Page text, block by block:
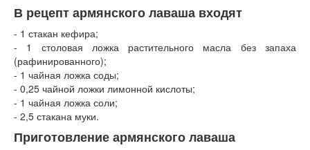
Аудио
Видео
Контакты
Наши контакты
Помощь Швета Двипе
В рецепт армянского лаваша входят
- 1 стакан кефира;
- 1 столовая ложка растительного масла без запаха
(рафинированного);
- 1 чайная ложка соды;
- 0,25 чайной ложки лимонной кислоты;
- 1 чайная ложка соли;
- 2,5 стакана муки.
Приготовление армянского лаваша